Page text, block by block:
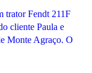
trator Fendt 211F
cliente Paula e
Monte Agraço. O